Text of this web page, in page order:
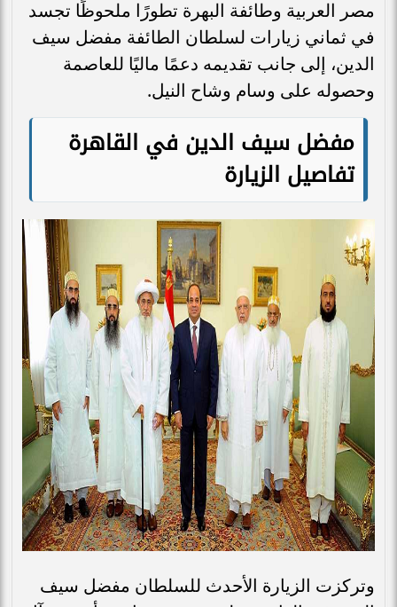
مصر العربية وطائفة البهرة تطورًا ملحوظًا تجسد
في ثماني زيارات لسلطان الطائفة مفضل سيف
الدين، إلى جانب تقديمه دعمًا ماليًا للعاصمة
وحصوله على وسام وشاح النيل.
مفضل سيف الدين في القاهرة
تفاصيل الزيارة
وتركزت الزيارة الأحدث للسلطان مفضل سيف